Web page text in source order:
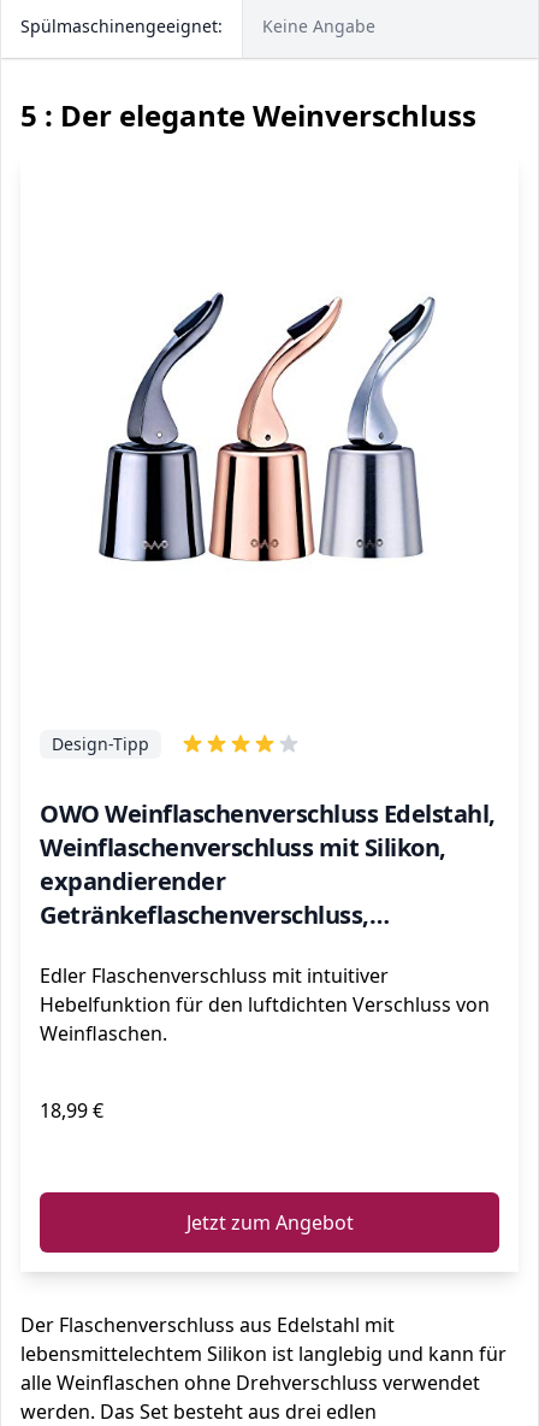
Spülmaschinengeeignet: Keine Angabe
5 : Der elegante Weinverschluss
OWO Weinflaschenverschluss Edelstahl,
Weinflaschenverschluss mit Silikon,
expandierender
Getränkeflaschenverschluss,
(dreifache Farbe)
Design-Tipp
Edler Flaschenverschluss mit intuitiver
Hebelfunktion für den luftdichten Verschluss von
Weinflaschen.
18,99 €
Jetzt zum Angebot
Der Flaschenverschluss aus Edelstahl mit
lebensmittelechtem Silikon ist langlebig und kann für
alle Weinflaschen ohne Drehverschluss verwendet
werden. Das Set besteht aus drei edlen